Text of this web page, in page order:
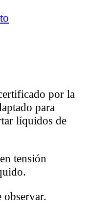
por la
para
líquidos de
tensión
observar.